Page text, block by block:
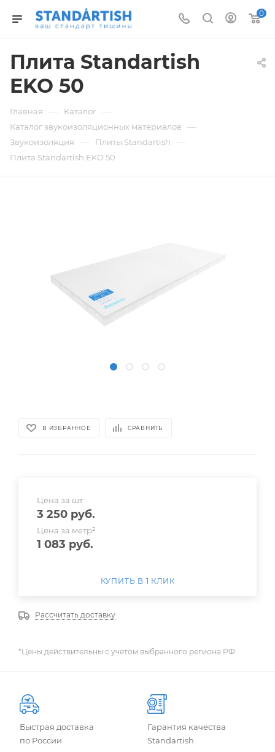
0
Плита Standartish
EKO 50
Главная — Каталог —
Каталог звукоизоляционных материалов —
Звукоизоляция — Плиты Standartish —
Плита Standartish EKO 50
В ИЗБРАННОЕ СРАВНИТЬ
Цена за шт
3 250 руб.
Цена за метр²
1 083 руб.
КУПИТЬ В 1 КЛИК
Рассчитать доставку
*Цены действительны с учетом выбранного региона РФ
Быстрая доставка
по России
Гарантия качества
Standartish